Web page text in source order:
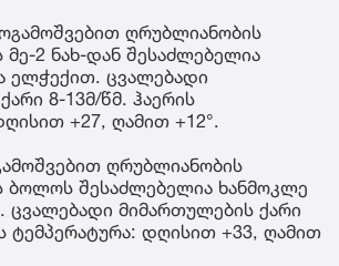
ღრუბლიანობის
მე-2 ნახ-დან შესაძლებელია
ელჭექით. ცვალებადი
8-13მ/წმ. ჰაერის
+27, ღამით +12°.
ღრუბლიანობის
ბოლოს შესაძლებელია ხანმოკლე
ცვალებადი მიმართულების ქარი
ტემპერატურა: დღისით +33, ღამით